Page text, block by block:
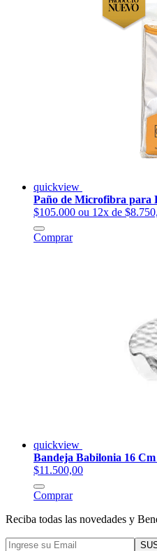
quickview
Paño de Microfibra para
$105.000 ou 12x de
Comprar
quickview
Bandeja Babilonia 16
$11.500,00
Comprar
Reciba todas las novedades y